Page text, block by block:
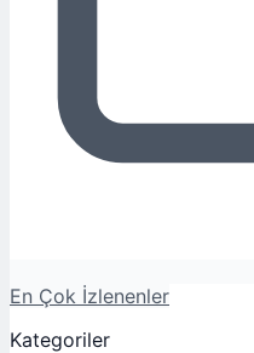
En Çok İzlenenler
Kategoriler